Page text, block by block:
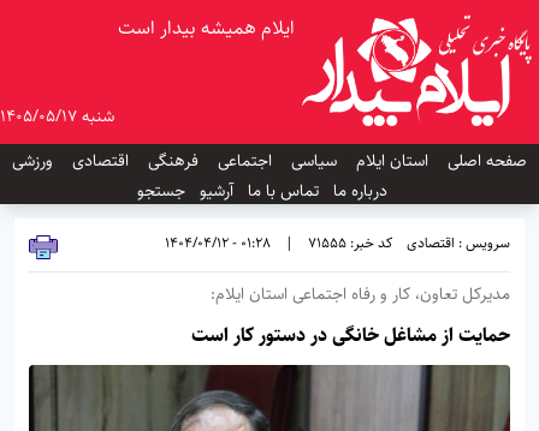
ایلام همیشه بیدار است
شنبه 1405/05/17
صفحه اصلی
استان ایلام سیاسی اجتماعی فرهنگی اقتصادی
ورزشی
درباره ما تماس با ما آرشیو جستجو
سرویس : اقتصادی کد خبر: 71555 |
01:28 - 1404/04/12
مدیرکل تعاون، کار و رفاه اجتماعی استان ایلام:
حمایت از مشاغل خانگی در دستور کار است